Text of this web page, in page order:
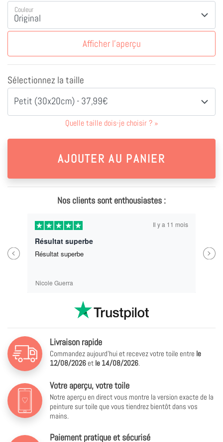
Couleur
Afficher l'aperçu
Sélectionnez la taille
Petit (30x20cm) - 37,99€
Quelle taille dois-je choisir ? »
Nos clients sont enthousiastes :
Previous
Il y a 11 mois
Résultat superbe
Résultat superbe
Nicole Guerra
Next
Livraison rapide
Commandez aujourd'hui et recevez votre toile entre le
12/08/2026 et le 14/08/2026.
Votre aperçu, votre toile
Notre aperçu en direct vous montre la version exacte de la
peinture sur toile que vous tiendrez bientôt dans vos
mains.
Paiement pratique et sécurisé